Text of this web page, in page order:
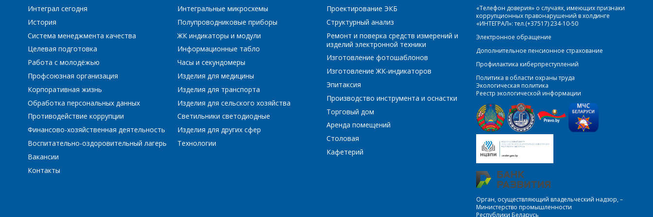
ПЕРЕЙТИ В КОРЗИНУ ПРОДОЛЖИТЬ ПОКУПКИ
Интеграл сегодня
История
Система менеджмента качества
Целевая подготовка
Работа с молодёжью
Профсоюзная организация
Корпоративная жизнь
Обработка персональных данных
Противодействие коррупции
Финансово-хозяйственная деятельность
Воспитательно-оздоровительный лагерь
Вакансии
Контакты
Интегральные микросхемы
Полупроводниковые приборы
ЖК индикаторы и модули
Информационные табло
Часы и секундомеры
Изделия для медицины
Изделия для транспорта
Изделия для сельского хозяйства
Светильники светодиодные
Изделия для других сфер
Технологии
Проектирование ЭКБ
Структурный анализ
Ремонт и поверка средств измерений и
изделий электронной техники
Изготовление фотошаблонов
Изготовление ЖК-индикаторов
Эпитаксия
Производство инструмента и оснастки
Торговый дом
Аренда помещений
Столовая
Кафетерий
«Телефон доверия» о случаях, имеющих признаки
коррупционных правонарушений в холдинге
«ИНТЕГРАЛ»: тел.(+37517) 234-10-50
Электронное обращение
Дополнительное пенсионное страхование
Профилактика киберпреступлений
Политика в области охраны труда
Экологическая политика
Реестр экологической информации
Орган, осуществляющий владельческий надзор, –
Министерство промышленности
Республики Беларусь
Интересующий товар/услуга, их количество
Комментарий
Сообщение*
Я согласен на обработку персональных данных*